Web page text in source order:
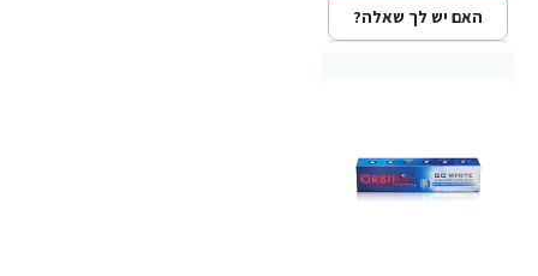
האם יש לך שאלה?